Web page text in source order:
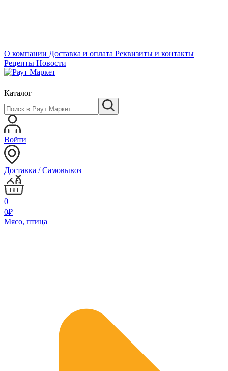
О компании Доставка и оплата Реквизиты и контакты
Рецепты Новости
Каталог
Войти
Доставка / Самовывоз
0
0₽
Мясо, птица